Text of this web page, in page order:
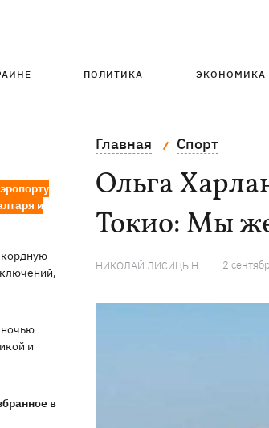
ПОЛИТИКА ЭКОНОМИКА
и
-
и
в
Главная Спорт
Ольга
Токио: Мы
НИКОЛАЙ ЛИСИЦЫН 2